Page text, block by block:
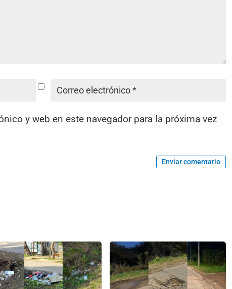
y web en este navegador para la próxima vez
Enviar comentario